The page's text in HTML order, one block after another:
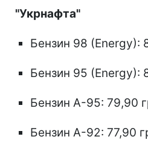
"Укрнафта"
Бензин 98 (Energy):
Бензин 95 (Energy):
Бензин А-95: 79,90
Бензин А-92: 77,90